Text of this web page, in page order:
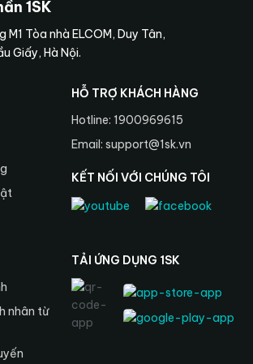
1SK
M1 Tòa nhà ELCOM, Duy Tân,
Giấy, Hà Nội.
HỖ TRỢ KHÁCH HÀNG
Hotline: 1900969615
Email: support@1sk.vn
KẾT NỐI VỚI CHÚNG TÔI
nhân từ
TẢI ỨNG DỤNG 1SK